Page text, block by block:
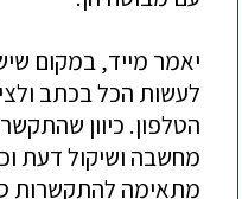
יאמר מייד, במקום
לעשות הכל בכתב
הטלפון. כיוון
מחשבה ושיקול דעת
מתאימה להתקשרות